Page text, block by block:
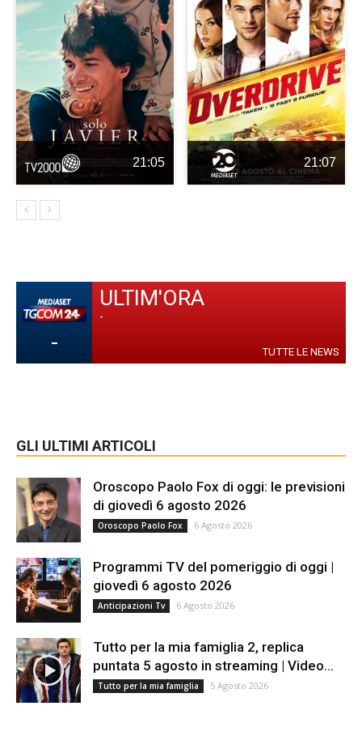
21:05 21:07
-
ULTIM'ORA
-
TUTTE LE NEWS
GLI ULTIMI ARTICOLI
Oroscopo Paolo Fox di oggi: le previsioni
di giovedì 6 agosto 2026
Oroscopo Paolo Fox 6 Agosto 2026
Programmi TV del pomeriggio di oggi |
giovedì 6 agosto 2026
Anticipazioni Tv 6 Agosto 2026
Tutto per la mia famiglia 2, replica
puntata 5 agosto in streaming | Video...
Tutto per la mia famiglia 5 Agosto 2026